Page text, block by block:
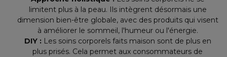
limitent plus à la peau. Ils intègrent désormais une
dimension bien-être globale, avec des produits qui visent
à améliorer le sommeil, l'humeur ou l'énergie.
DIY : Les soins corporels faits maison sont de plus en
plus prisés. Cela permet aux consommateurs de